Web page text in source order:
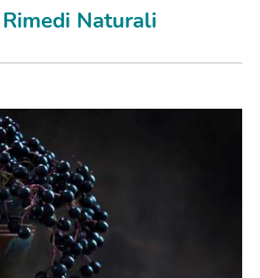
Naturali